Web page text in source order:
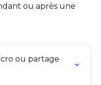
ou après une
ou partage